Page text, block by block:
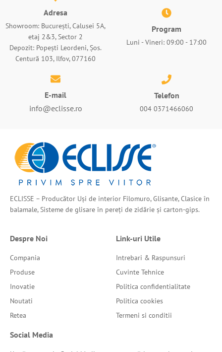
Adresa
Showroom: București, Calusei 5A,
etaj 2&3, Sector 2
Depozit: Popești Leordeni, Șos.
Centură 103, Ilfov, 077160
Program
Luni - Vineri: 09:00 - 17:00
E-mail
info@eclisse.ro
Telefon
004 0371466060
ECLISSE – Producător Uși de interior Filomuro, Glisante, Clasice în
balamale, Sisteme de glisare în pereți de zidărie și carton-gips.
Despre Noi
Compania
Produse
Inovatie
Noutati
Retea
Link-uri Utile
Intrebari & Raspunsuri
Cuvinte Tehnice
Politica confidentialitate
Politica cookies
Termeni si conditii
Social Media